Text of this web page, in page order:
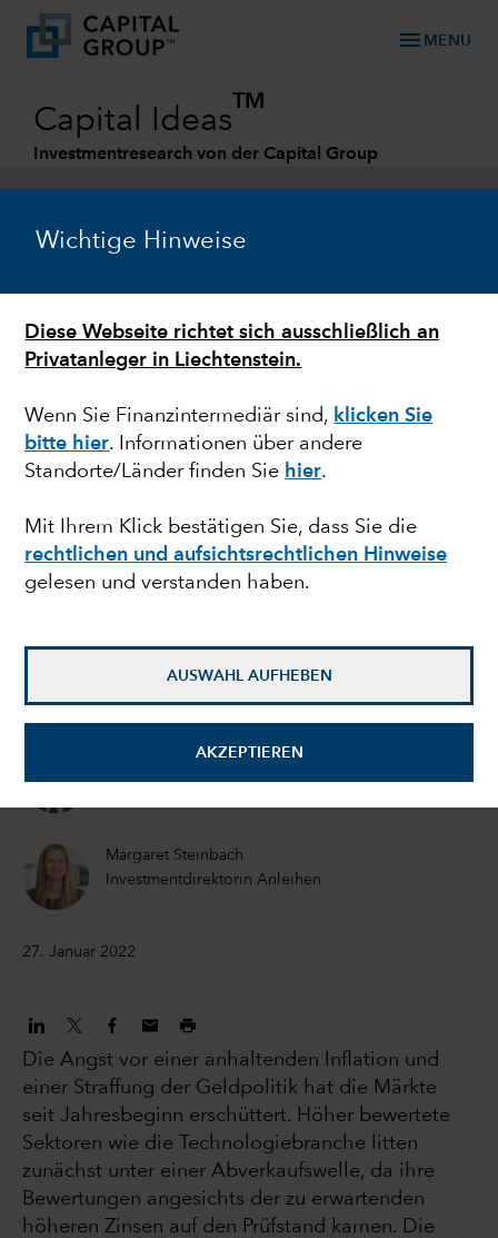
Wichtige Hinweise
Diese Webseite richtet sich ausschließlich an
Privatanleger in Liechtenstein.
Wenn Sie Finanzintermediär sind, klicken Sie
bitte hier. Informationen über andere
Standorte/Länder finden Sie hier.
Mit Ihrem Klick bestätigen Sie, dass Sie die
rechtlichen und aufsichtsrechtlichen Hinweise
gelesen und verstanden haben.
AUSWAHL AUFHEBEN
AKZEPTIEREN
menu MENU
Capital Ideas
TM
Investmentresearch von der Capital Group
MARKTVOLATILITÄT
des Aktienmarktes eine
Chance?
Tom Hollenberg
Portfoliomanager für festverzinsliche Anlagen
Margaret Steinbach
Investmentdirektorin Anleihen
27. Januar 2022
Die Angst vor einer anhaltenden Inflation und
einer Straffung der Geldpolitik hat die Märkte
seit Jahresbeginn erschüttert. Höher bewertete
Sektoren wie die Technologiebranche litten
zunächst unter einer Abverkaufswelle, da ihre
Bewertungen angesichts der zu erwartenden
höheren Zinsen auf den Prüfstand kamen. Die